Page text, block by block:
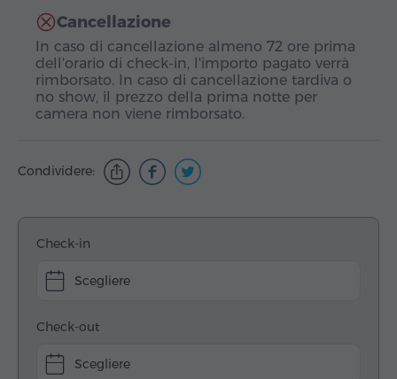
Cancellazione
In caso di cancellazione almeno 72 ore prima
dell'orario di check-in, l'importo pagato verrà
rimborsato. In caso di cancellazione tardiva o
no show, il prezzo della prima notte per
camera non viene rimborsato.
Condividere:
Check-in
Scegliere
Check-out
Scegliere